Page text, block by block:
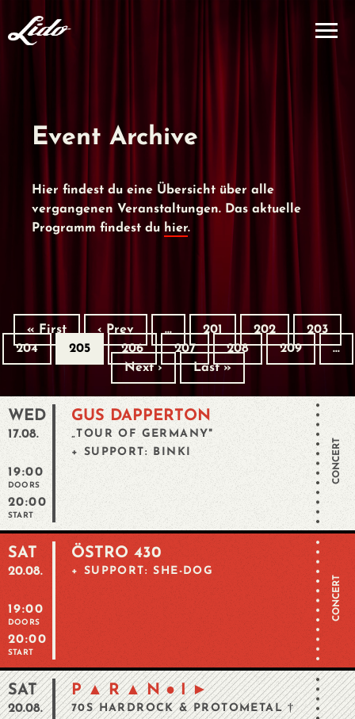
Event Archive
Hier findest du eine Übersicht über alle
vergangenen Veranstaltungen. Das aktuelle
Programm findest du hier.
« First ‹ Prev … 201 202
203
204
205 206 207 208 209
…
Next ›
Last »
WED
17.08.
19:00
DOORS
20:00
START
GUS DAPPERTON
„TOUR OF GERMANY"
+ SUPPORT: BINKI
CONCERT
SAT
20.08.
19:00
DOORS
20:00
START
ÖSTRO 430
+ SUPPORT: SHE-DOG
CONCERT
SAT
20.08.
P ▲ R ▲ N ● I ►
70S HARDROCK & PROTOMETAL †